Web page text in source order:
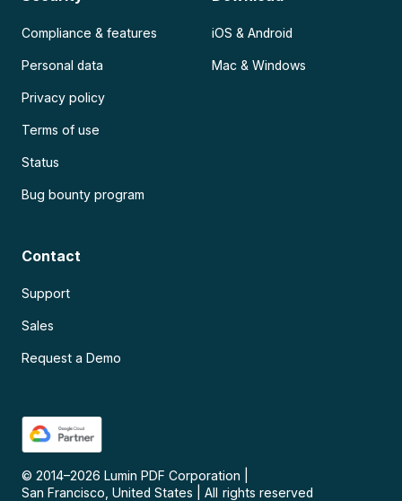
Compliance & features
Personal data
Privacy policy
Terms of use
Status
Bug bounty program
iOS & Android
Mac & Windows
Contact
Support
Sales
Request a Demo
© 2014–2026 Lumin PDF Corporation
San Francisco, United States
All rights reserved